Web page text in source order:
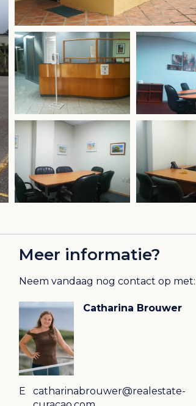
Meer informatie?
Neem vandaag nog contact op met:
Catharina Brouwer
E
catharinabrouwer@realestate-